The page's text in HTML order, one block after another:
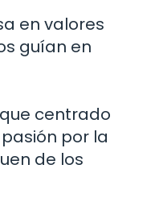
en valores
guían en
centrado
por la
de los